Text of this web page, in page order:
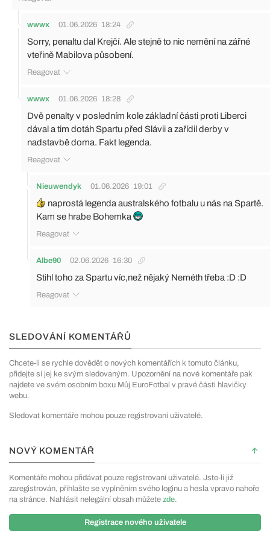
wwwx 01.06.2026 18:24
Sorry, penaltu dal Krejčí. Ale stejně to nic nemění na zářné
vteřině Mabilova působení.
Reagovat
wwwx 01.06.2026 18:28
Dvě penalty v posledním kole základní části proti Liberci
dával a tim dotáh Spartu před Slávii a zařídil derby v
nadstavbě doma. Fakt legenda.
Reagovat
Nieuwendyk 01.06.2026 19:01
naprostá legenda australského fotbalu u nás na Spartě.
Kam se hrabe Bohemka
Reagovat
Albe90 02.06.2026 16:30
Stihl toho za Spartu víc,než nějaký Neméth třeba :D :D
Reagovat
SLEDOVÁNÍ KOMENTÁŘŮ
Chcete-li se rychle dovědět o nových komentářích k tomuto článku,
přidejte si jej ke svým sledovaným. Upozornění na nové komentáře pak
najdete ve svém osobním boxu Můj EuroFotbal v pravé části hlavičky
webu.
Sledovat komentáře mohou pouze registrovaní uživatelé.
NOVÝ KOMENTÁŘ
Komentáře mohou přidávat pouze registrovaní uživatelé. Jste-li již
zaregistrován, přihlašte se vyplněním svého loginu a hesla vpravo nahoře
na stránce. Nahlásit nelegální obsah můžete zde.
Registrace nového uživatele